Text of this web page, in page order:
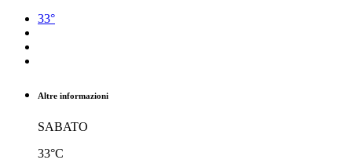
33°
Altre informazioni
SABATO
33°C